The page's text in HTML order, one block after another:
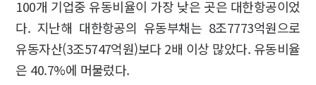
100개 기업중 유동비율이 가장 낮은 곳은 대한항공이었
다. 지난해 대한항공의 유동부채는 8조7773억원으로
유동자산(3조5747억원)보다 2배 이상 많았다. 유동비율
은 40.7%에 머물렀다.